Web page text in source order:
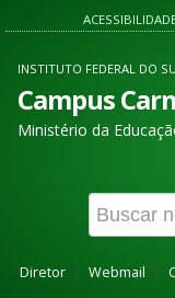
INSTITUTO FEDERAL DO
Campus
Ministério da
Diretor
Webmail